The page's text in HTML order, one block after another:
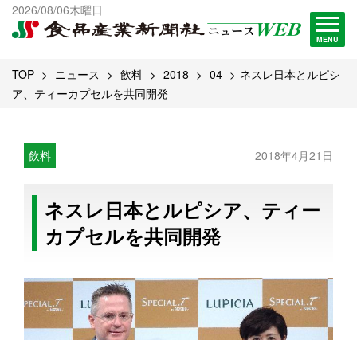
2026/08/06木曜日
MENU
出版物一覧へ
試読・購読申し込み
TOP ニュース 飲料 2018 04
ネスレ日本とルピシ
ア、ティーカプセルを共同開発
飲料 2018年4月21日
ネスレ日本とルピシア、ティー
カプセルを共同開発